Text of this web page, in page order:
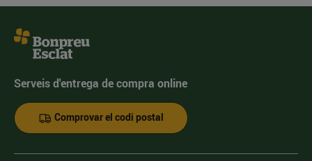
Serveis d'entrega de compra online
Comprovar el codi postal